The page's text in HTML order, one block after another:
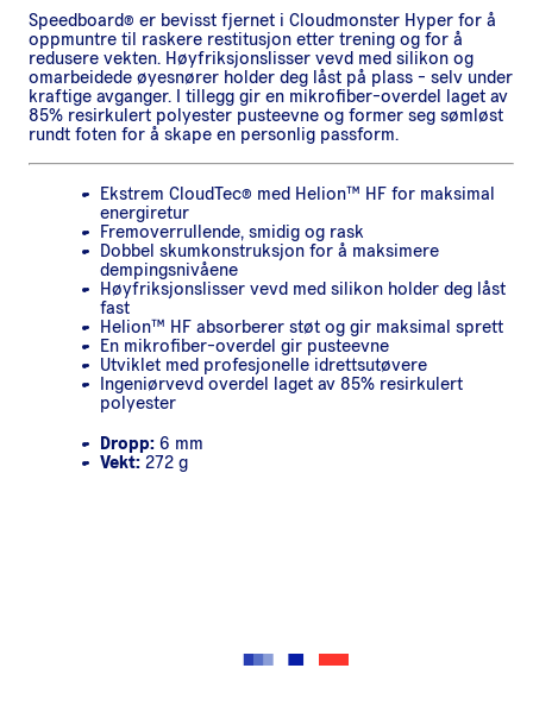
Speedboard® er bevisst fjernet i Cloudmonster Hyper for å
oppmuntre til raskere restitusjon etter trening og for å
redusere vekten. Høyfriksjonslisser vevd med silikon og
omarbeidede øyesnører holder deg låst på plass - selv under
kraftige avganger. I tillegg gir en mikrofiber-overdel laget av
85% resirkulert polyester pusteevne og former seg sømløst
rundt foten for å skape en personlig passform.
Ekstrem CloudTec® med Helion™ HF for maksimal
energiretur
Fremoverrullende, smidig og rask
Dobbel skumkonstruksjon for å maksimere
dempingsnivåene
Høyfriksjonslisser vevd med silikon holder deg låst
fast
Helion™ HF absorberer støt og gir maksimal sprett
En mikrofiber-overdel gir pusteevne
Utviklet med profesjonelle idrettsutøvere
Ingeniørvevd overdel laget av 85% resirkulert
polyester
Dropp: 6 mm
Vekt: 272 g